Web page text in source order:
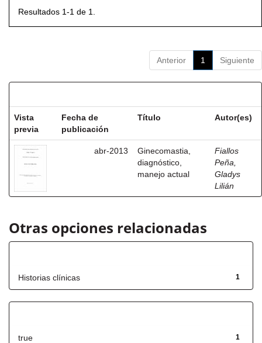
Resultados 1-1 de 1.
Anterior 1 Siguiente
Vista
previa
Fecha de
publicación
Título Autor(es)
abr-2013
Ginecomastia,
diagnóstico,
manejo actual
Fiallos
Peña,
Gladys
Lilián
Otras opciones relacionadas
1
Historias clínicas
1
true